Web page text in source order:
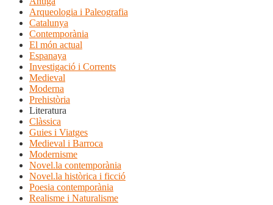
Arqueologia i Paleografia
Catalunya
Contemporània
El món actual
Espanaya
Investigació i Corrents
Medieval
Moderna
Prehistòria
Literatura
Clàssica
Guies i Viatges
Medieval i Barroca
Modernisme
Novel.la contemporània
Novel.la històrica i ficció
Poesia contemporània
Realisme i Naturalisme